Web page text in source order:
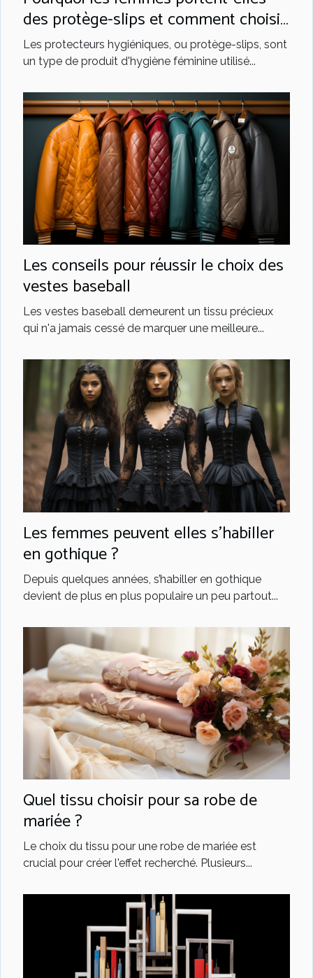
des protège-slips et comment choisir
le meilleur ?
Les protecteurs hygiéniques, ou protège-slips, sont
un type de produit d'hygiène féminine utilisé...
Les conseils pour réussir le choix des
vestes baseball
Les vestes baseball demeurent un tissu précieux
qui n'a jamais cessé de marquer une meilleure...
Les femmes peuvent elles s’habiller
en gothique ?
Depuis quelques années, s’habiller en gothique
devient de plus en plus populaire un peu partout...
Quel tissu choisir pour sa robe de
mariée ?
Le choix du tissu pour une robe de mariée est
crucial pour créer l'effet recherché. Plusieurs...